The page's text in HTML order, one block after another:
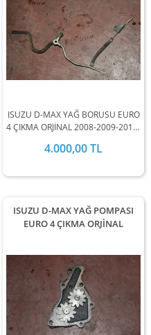
ISUZU D-MAX YAĞ BORUSU EURO
4 ÇIKMA ORJİNAL 2008-2009-2010-
STOKLARIMIZDA MEVCUTTUR.
4.000,00 TL
ISUZU D-MAX YAĞ POMPASI
EURO 4 ÇIKMA ORJİNAL